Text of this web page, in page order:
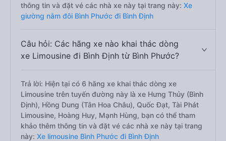
thông tin và đặt vé các nhà xe này tại trang này: Xe
giường nằm đôi Bình Phước đi Bình Định
Câu hỏi: Các hãng xe nào khai thác dòng
xe Limousine đi Bình Định từ Bình Phước?
Trả lời: Hiện tại có 6 hãng xe khai thác dòng xe
Limousine trên tuyến đường này là xe Hưng Thủy (Bình
Định), Hồng Dung (Tân Hoa Châu), Quốc Đạt, Tài Phát
Limousine, Hoàng Huy, Mạnh Hùng, bạn có thể tham
khảo thêm thông tin và đặt vé các nhà xe này tại trang
này: Xe limousine Bình Phước đi Bình Định